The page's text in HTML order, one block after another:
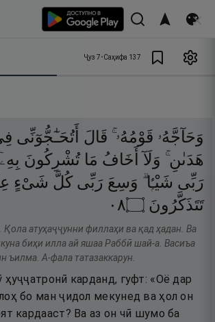
Ҷуз 7•Саҳифа 137
وَحَآجَّهُۥ قَوْمُهُۥ ۚ قَالَ أَتُحَـٰٓجُّوٓنِّى
هَدَىٰنِ ۚ وَلَآ أَخَافُ مَا تُشْرِكُونَ بِهِۦٓ
رَبِّى شَيْـًۭٔا ۗ وَسِعَ رَبِّى كُلَّ شَىْءٍ
تَتَذَكَّرُونَ ۝٨٠
Қола атуҳаҷҷунни филлаҳи ва қад ҳадан. Ва
биҳи илла ай яшаа Раббӣ шай-а. Васиъа
ъилма. А-фала татазаккарун.
карданд, гуфт: «Оё дар
бо ман ҷидол мекунед ва ҳол он
кардааст? Ва аз он чӣ шумо ба